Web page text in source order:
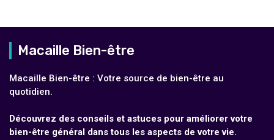
Macaille Bien-être
Macaille Bien-être : Votre source de bien-être au
quotidien.
Découvrez des conseils et astuces pour améliorer votre
bien-être général dans tous les aspects de votre vie.